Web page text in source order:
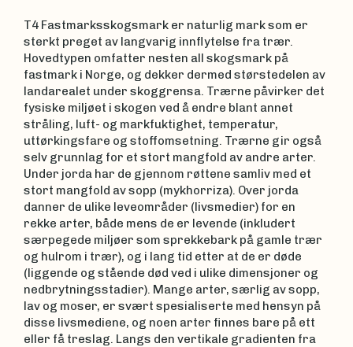
T4 Fastmarksskogsmark er naturlig mark som er
sterkt preget av langvarig innflytelse fra trær.
Hovedtypen omfatter nesten all skogsmark på
fastmark i Norge, og dekker dermed størstedelen av
landarealet under skoggrensa. Trærne påvirker det
fysiske miljøet i skogen ved å endre blant annet
stråling, luft- og markfuktighet, temperatur,
uttørkingsfare og stoffomsetning. Trærne gir også
selv grunnlag for et stort mangfold av andre arter.
Under jorda har de gjennom røttene samliv med et
stort mangfold av sopp (mykhorriza). Over jorda
danner de ulike leveområder (livsmedier) for en
rekke arter, både mens de er levende (inkludert
særpegede miljøer som sprekkebark på gamle trær
og hulrom i trær), og i lang tid etter at de er døde
(liggende og stående død ved i ulike dimensjoner og
nedbrytningsstadier). Mange arter, særlig av sopp,
lav og moser, er svært spesialiserte med hensyn på
disse livsmediene, og noen arter finnes bare på ett
eller få treslag. Langs den vertikale gradienten fra